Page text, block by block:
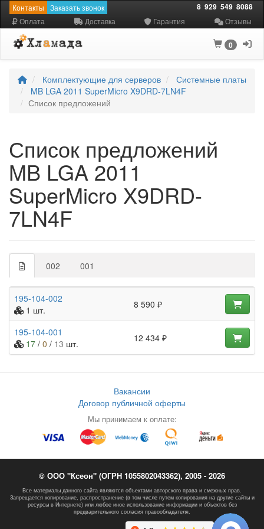
Контакты Заказать звонок 8 929 549 8088
Оплата Доставка Гарантия Отзывы
0
Комплектующие для серверов
Системные платы
MB LGA 2011 SuperMicro X9DRD-7LN4F
Список предложений
Список предложений
MB LGA 2011
SuperMicro X9DRD-
7LN4F
002 001
195-104-002
1 шт.
8 590 ₽
195-104-001
17 / 0 / 13 шт. 12 434 ₽
Вакансии
Договор публичной оферты
Мы принимаем к оплате:
© ООО "Ксеон" (ОГРН 1055802043362), 2005 - 2026
Все материалы данного сайта являются объектами авторского права и смежных прав.
Запрещается копирование, распространение (в том числе путем копирования на другие сайты и
ресурсы в Интернете) или любое иное использование информации и объектов без
предварительного согласия правообладателя.